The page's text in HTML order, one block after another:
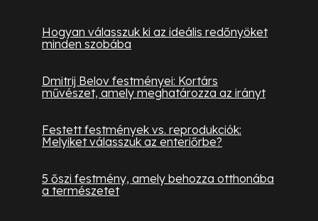
Hogyan válasszuk ki az ideális redőnyöket
minden szobába
Dmitrij Belov festményei: Kortárs
művészet, amely meghatározza az irányt
Festett festmények vs. reprodukciók:
Melyiket válasszuk az enteriőrbe?
5 őszi festmény, amely behozza otthonába
a természetet